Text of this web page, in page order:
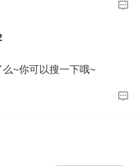
~你可以搜一下哦~